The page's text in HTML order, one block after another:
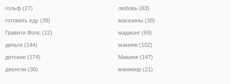
гольф (27)
готовить еду (39)
Гравити Фолс (12)
деньги (144)
детские (174)
джунгли (30)
любовь (63)
магазины (38)
маджонг (69)
макияж (102)
Макияж (147)
маникюр (21)